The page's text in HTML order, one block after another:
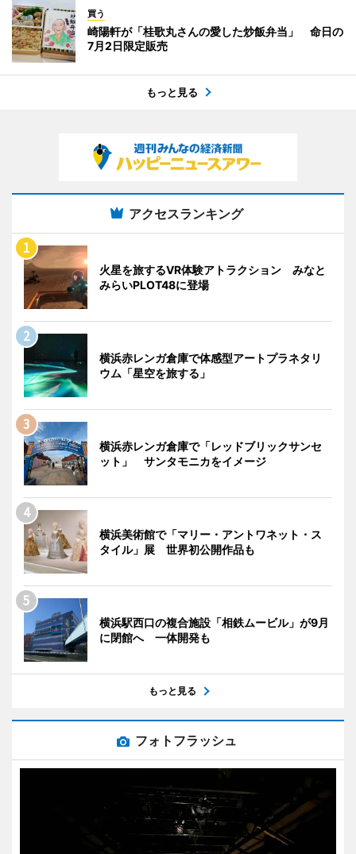
買う
崎陽軒が「桂歌丸さんの愛した炒飯弁当」 命日の
7月2日限定販売
もっと見る
アクセスランキング
火星を旅するVR体験アトラクション みなと
みらいPLOT48に登場
横浜赤レンガ倉庫で体感型アートプラネタリ
ウム「星空を旅する」
横浜赤レンガ倉庫で「レッドブリックサンセ
ット」 サンタモニカをイメージ
横浜美術館で「マリー・アントワネット・ス
タイル」展 世界初公開作品も
横浜駅西口の複合施設「相鉄ムービル」が9月
に閉館へ 一体開発も
もっと見る
フォトフラッシュ